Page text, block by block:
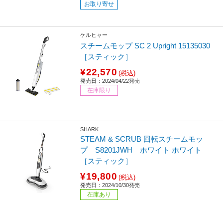
お取り寄せ
ケルヒャー
スチームモップ SC 2 Upright 15135030
［スティック］
¥22,570 (税込)
発売日：2024/04/22発売
在庫限り
SHARK
STEAM & SCRUB 回転スチームモッ
プ S8201JWH ホワイト ホワイト
［スティック］
¥19,800 (税込)
発売日：2024/10/30発売
在庫あり